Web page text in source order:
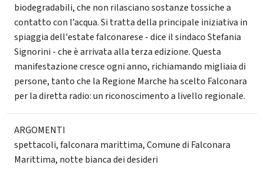
biodegradabili, che non rilasciano sostanze tossiche a
contatto con l’acqua. Si tratta della principale iniziativa in
spiaggia dell'estate falconarese - dice il sindaco Stefania
Signorini - che è arrivata alla terza edizione. Questa
manifestazione cresce ogni anno, richiamando migliaia di
persone, tanto che la Regione Marche ha scelto Falconara
per la diretta radio: un riconoscimento a livello regionale.
ARGOMENTI
spettacoli,falconara marittima,Comune di Falconara
Marittima, notte bianca dei desideri